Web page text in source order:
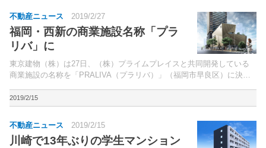
不動産ニュース 2019/2/27
福岡・西新の商業施設名称「プラ
リバ」に
東京建物（株）は27日、（株）プライムプレイスと共同開発している
商業施設の名称を「PRALIVA（プラリバ）」（福岡市早良区）に決定
発。
2019/2/15
不動産ニュース 2019/2/15
川崎で13年ぶりの学生マンション